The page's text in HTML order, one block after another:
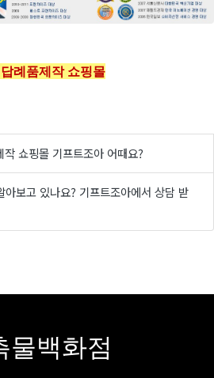
례품제작 쇼핑몰
쇼핑몰 기프트조아 어때요?
아보고 있나요? 기프트조아에서 상담 받
물백화점